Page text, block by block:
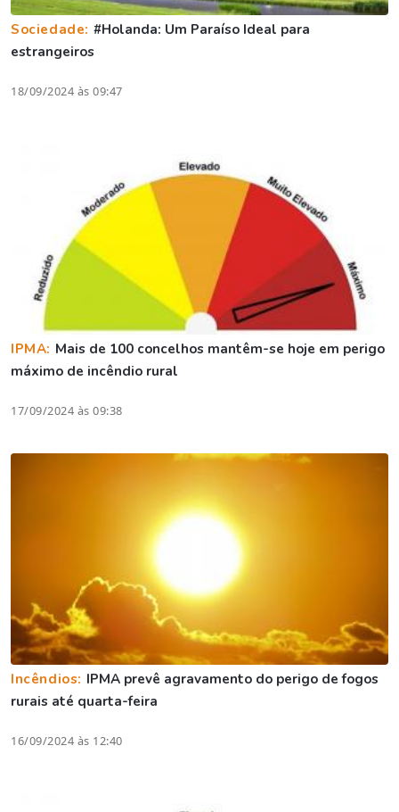
Sociedade: #Holanda: Um Paraíso Ideal para
estrangeiros
18/09/2024 às 09:47
IPMA: Mais de 100 concelhos mantêm-se hoje em perigo
máximo de incêndio rural
17/09/2024 às 09:38
Incêndios: IPMA prevê agravamento do perigo de fogos
rurais até quarta-feira
16/09/2024 às 12:40